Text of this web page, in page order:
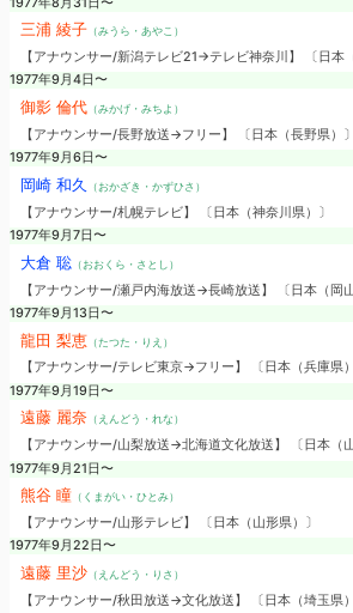
三浦 綾子（みうら・あやこ）
【アナウンサー/新潟テレビ21→テレビ神奈川】 〔日本
1977年9月4日〜
御影 倫代（みかげ・みちよ）
【アナウンサー/長野放送→フリー】 〔日本（長野県）〕
1977年9月6日〜
岡崎 和久 （おかざき・かずひさ）
【アナウンサー/札幌テレビ】 〔日本（神奈川県）〕
1977年9月7日〜
大倉 聡（おおくら・さとし）
【アナウンサー/瀬戸内海放送→長崎放送】 〔日本（岡
1977年9月13日〜
龍田 梨恵 （たつた・りえ）
【アナウンサー/テレビ東京→フリー】 〔日本（兵庫県）
1977年9月19日〜
遠藤 麗奈（えんどう・れな）
【アナウンサー/山梨放送→北海道文化放送】 〔日本（
1977年9月21日〜
熊谷 瞳（くまがい・ひとみ）
【アナウンサー/山形テレビ】 〔日本（山形県）〕
1977年9月22日〜
遠藤 里沙（えんどう・りさ）
【アナウンサー/秋田放送→文化放送】 〔日本（埼玉県）